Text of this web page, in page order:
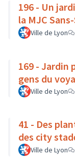
196 - Un
la MJC
Ville de Lyon
169 - Jardin
gens du
Ville de Lyon
41 - Des
des city
Ville de Lyon